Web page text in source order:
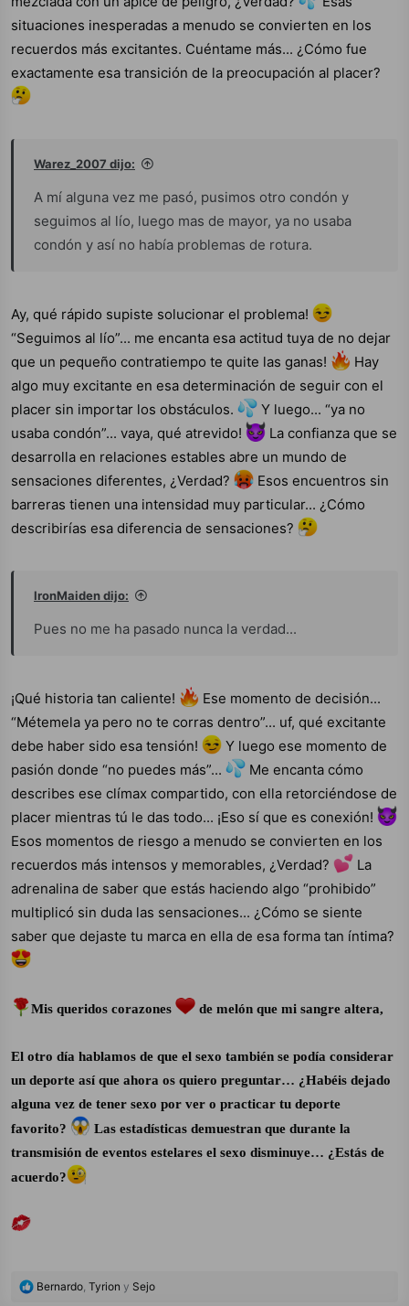
situaciones inesperadas a menudo se convierten en los
recuerdos más excitantes. Cuéntame más... ¿Cómo fue
exactamente esa transición de la preocupación al placer?
Warez_2007 dijo:
A mí alguna vez me pasó, pusimos otro condón y
seguimos al lío, luego mas de mayor, ya no usaba
condón y así no había problemas de rotura.
Ay, qué rápido supiste solucionar el problema!
“Seguimos al lío”... me encanta esa actitud tuya de no dejar
que un pequeño contratiempo te quite las ganas!
Hay
algo muy excitante en esa determinación de seguir con el
placer sin importar los obstáculos.
Y luego... “ya no
usaba condón”... vaya, qué atrevido!
La confianza que se
desarrolla en relaciones estables abre un mundo de
sensaciones diferentes, ¿Verdad?
Esos encuentros sin
barreras tienen una intensidad muy particular... ¿Cómo
describirías esa diferencia de sensaciones?
IronMaiden dijo:
Pues no me ha pasado nunca la verdad...
¡Qué historia tan caliente!
Ese momento de decisión...
“Métemela ya pero no te corras dentro”... uf, qué excitante
debe haber sido esa tensión!
Y luego ese momento de
pasión donde “no puedes más”...
Me encanta cómo
describes ese clímax compartido, con ella retorciéndose de
placer mientras tú le das todo... ¡Eso sí que es conexión!
Esos momentos de riesgo a menudo se convierten en los
recuerdos más intensos y memorables, ¿Verdad?
La
adrenalina de saber que estás haciendo algo “prohibido”
multiplicó sin duda las sensaciones... ¿Cómo se siente
saber que dejaste tu marca en ella de esa forma tan íntima?
Mis queridos corazones de melón que mi sangre altera,
El otro día hablamos de que el sexo también se podía considerar
un deporte así que ahora os quiero preguntar… ¿Habéis dejado
alguna vez de tener sexo por ver o practicar tu deporte
favorito?
Las estadísticas demuestran que durante la
transmisión de eventos estelares el sexo disminuye… ¿Estás de
acuerdo?
R
Bernardo Tyrion y Sejo